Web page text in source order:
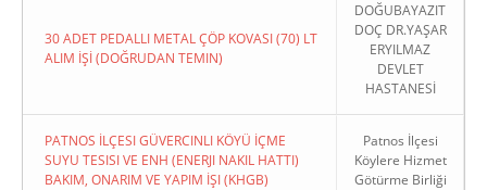
30 ADET PEDALLI METAL ÇÖP KOVASI (70) LT
ALIM İŞİ (DOĞRUDAN TEMIN)
DOĞUBAYAZIT
DOÇ DR.YAŞAR
ERYILMAZ
DEVLET
HASTANESİ
PATNOS İLÇESI GÜVERCINLI KÖYÜ İÇME
SUYU TESISI VE ENH (ENERJI NAKIL HATTI)
BAKIM, ONARIM VE YAPIM İŞI (KHGB)
Patnos İlçesi
Köylere Hizmet
Götürme Birliği